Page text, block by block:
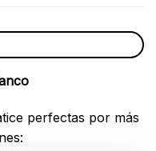
perfectas por más